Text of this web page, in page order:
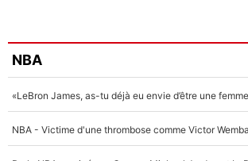
NBA